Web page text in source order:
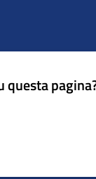
questa